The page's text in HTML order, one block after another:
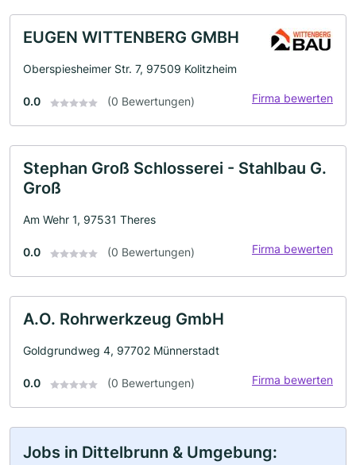
EUGEN WITTENBERG GMBH
Oberspiesheimer Str. 7, 97509 Kolitzheim
0.0 (0 Bewertungen) Firma bewerten
Stephan Groß Schlosserei - Stahlbau G.
Groß
Am Wehr 1, 97531 Theres
0.0 (0 Bewertungen) Firma bewerten
A.O. Rohrwerkzeug GmbH
Goldgrundweg 4, 97702 Münnerstadt
0.0 (0 Bewertungen) Firma bewerten
Jobs in Dittelbrunn & Umgebung: